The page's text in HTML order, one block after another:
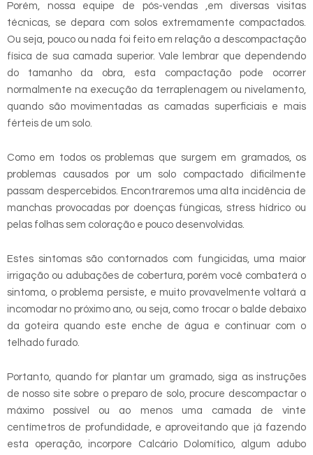
Porém, nossa equipe de pós-vendas ,em diversas visitas
técnicas, se depara com solos extremamente compactados.
Ou seja, pouco ou nada foi feito em relação a descompactação
física de sua camada superior. Vale lembrar que dependendo
do tamanho da obra, esta compactação pode ocorrer
normalmente na execução da terraplenagem ou nivelamento,
quando são movimentadas as camadas superficiais e mais
férteis de um solo.
Como em todos os problemas que surgem em gramados, os
problemas causados por um solo compactado dificilmente
passam despercebidos. Encontraremos uma alta incidência de
manchas provocadas por doenças fúngicas, stress hídrico ou
pelas folhas sem coloração e pouco desenvolvidas.
Estes sintomas são contornados com fungicidas, uma maior
irrigação ou adubações de cobertura, porém você combaterá o
sintoma, o problema persiste, e muito provavelmente voltará a
incomodar no próximo ano, ou seja, como trocar o balde debaixo
da goteira quando este enche de água e continuar com o
telhado furado.
Portanto, quando for plantar um gramado, siga as instruções
de nosso site sobre o preparo de solo, procure descompactar o
máximo possível ou ao menos uma camada de vinte
centímetros de profundidade, e aproveitando que já fazendo
esta operação, incorpore Calcário Dolomítico, algum adubo